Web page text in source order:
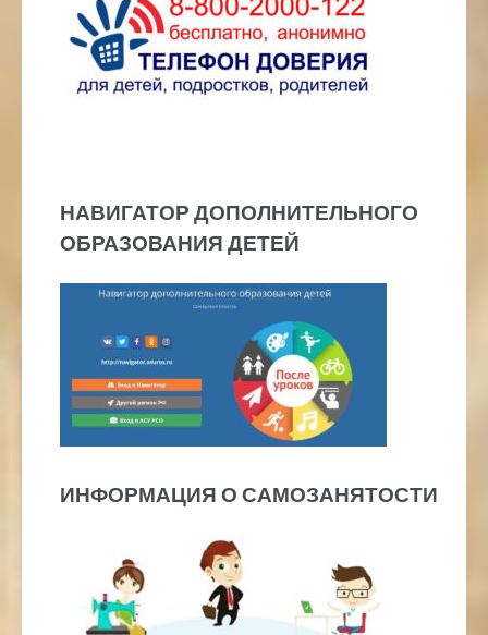
НАВИГАТОР ДОПОЛНИТЕЛЬНОГО
ОБРАЗОВАНИЯ ДЕТЕЙ
ИНФОРМАЦИЯ О САМОЗАНЯТОСТИ